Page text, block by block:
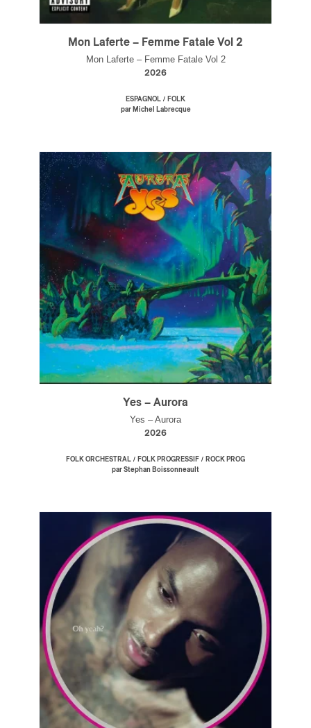
Mon Laferte – Femme Fatale Vol 2
Mon Laferte – Femme Fatale Vol 2
2026
ESPAGNOL / FOLK
par Michel Labrecque
Yes – Aurora
Yes – Aurora
2026
FOLK ORCHESTRAL / FOLK PROGRESSIF / ROCK PROG
par Stephan Boissonneault